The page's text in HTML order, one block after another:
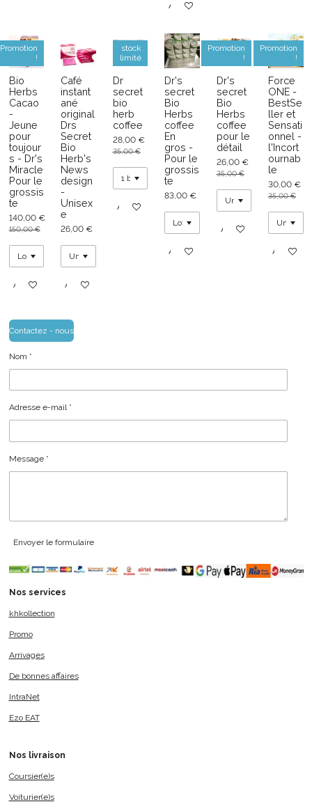
Ajouter au panier
Promotion
!
Bio
Herbs
Cacao
-
Jeune
pour
toujour
s - Dr's
Miracle
Pour le
grossis
te
140,00 €
150,00 €
Ajouter au panier
Café
instant
ané
original
Drs
Secret
Bio
Herb's
News
design
-
Unisex
e
26,00 €
Ajouter au panier
stock
limité
Dr
secret
bio
herb
coffee
28,00 €
35,00 €
Ajouter au panier
Dr's
secret
Bio
Herbs
coffee
En
gros -
Pour le
grossis
te
83,00 €
Ajouter au panier
Promotion
!
Dr's
secret
Bio
Herbs
coffee
pour le
détail
26,00 €
35,00 €
Ajouter au panier
Promotion
!
Force
ONE -
BestSe
ller et
Sensati
onnel -
l'Incort
ournab
le
30,00 €
35,00 €
Ajouter
Contactez - nous
Nom *
Adresse e-mail *
Message *
Envoyer le formulaire
Nos services
khkollection
Promo
Arrivages
De bonnes affaires
IntraNet
Ezo EAT
Nos livraison
Coursier(e)s
Voiturier(e)s